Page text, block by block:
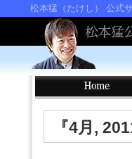
松本猛（たけし） 公式
『4月,